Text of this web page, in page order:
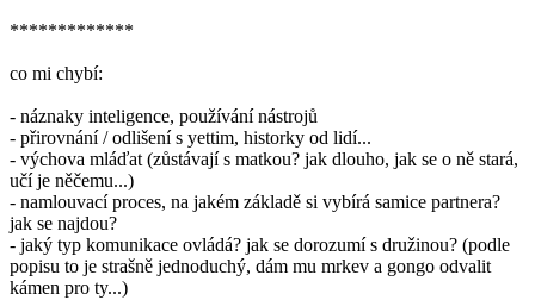
*************
co mi chybí:
- náznaky inteligence, používání nástrojů
- přirovnání / odlišení s yettim, historky od lidí...
- výchova mláďat (zůstávají s matkou? jak dlouho, jak se o ně stará,
učí je něčemu...)
- namlouvací proces, na jakém základě si vybírá samice partnera?
jak se najdou?
- jaký typ komunikace ovládá? jak se dorozumí s družinou? (podle
popisu to je strašně jednoduchý, dám mu mrkev a gongo odvalit
kámen pro ty...)